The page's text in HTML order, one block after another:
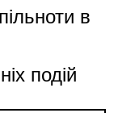
в
подій